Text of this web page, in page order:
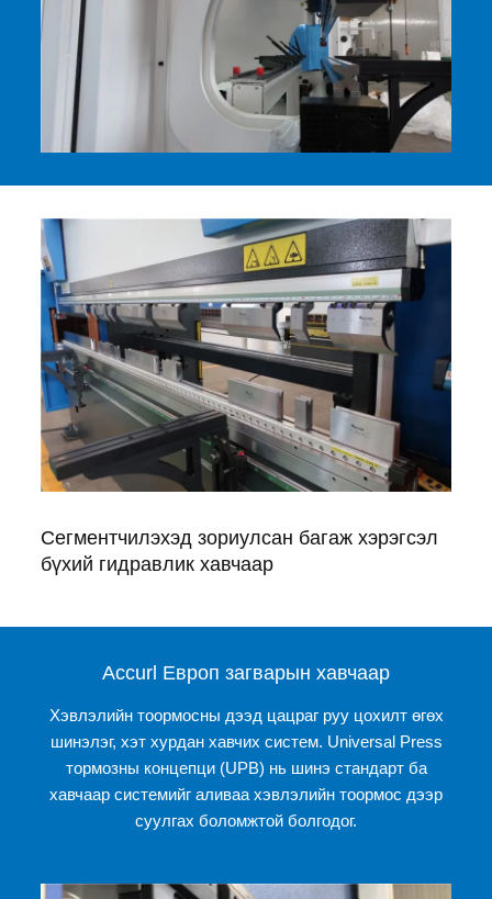
Сегментчилэхэд зориулсан багаж хэрэгсэл
бүхий гидравлик хавчаар
Accurl Европ загварын хавчаар
Хэвлэлийн тоормосны дээд цацраг руу цохилт өгөх
шинэлэг, хэт хурдан хавчих систем. Universal Press
тормозны концепци (UPB) нь шинэ стандарт ба
хавчаар системийг аливаа хэвлэлийн тоормос дээр
суулгах боломжтой болгодог.